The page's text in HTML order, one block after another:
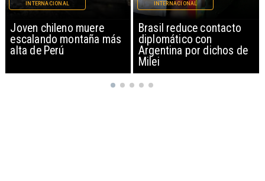
Brasil reduce contacto
diplomático con
Argentina por dichos de
INTERNACIONAL
China restringe
exportación de drones a
EEUU y sanciona
empresas
INTERNACIONAL